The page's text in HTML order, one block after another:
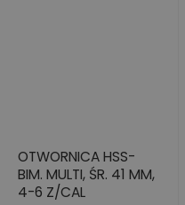
OTWORNICA HSS-
BIM. MULTI, ŚR. 41 MM,
4-6 Z/CAL